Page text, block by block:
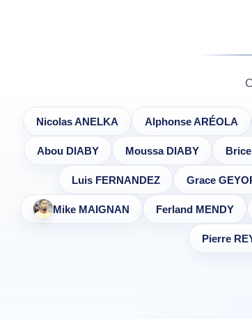
Nicolas ANELKA Alphonse ARÉOLA
Abou DIABY Moussa DIABY
Luis FERNANDEZ Grace
Mike MAIGNAN Ferland MENDY
Pierre